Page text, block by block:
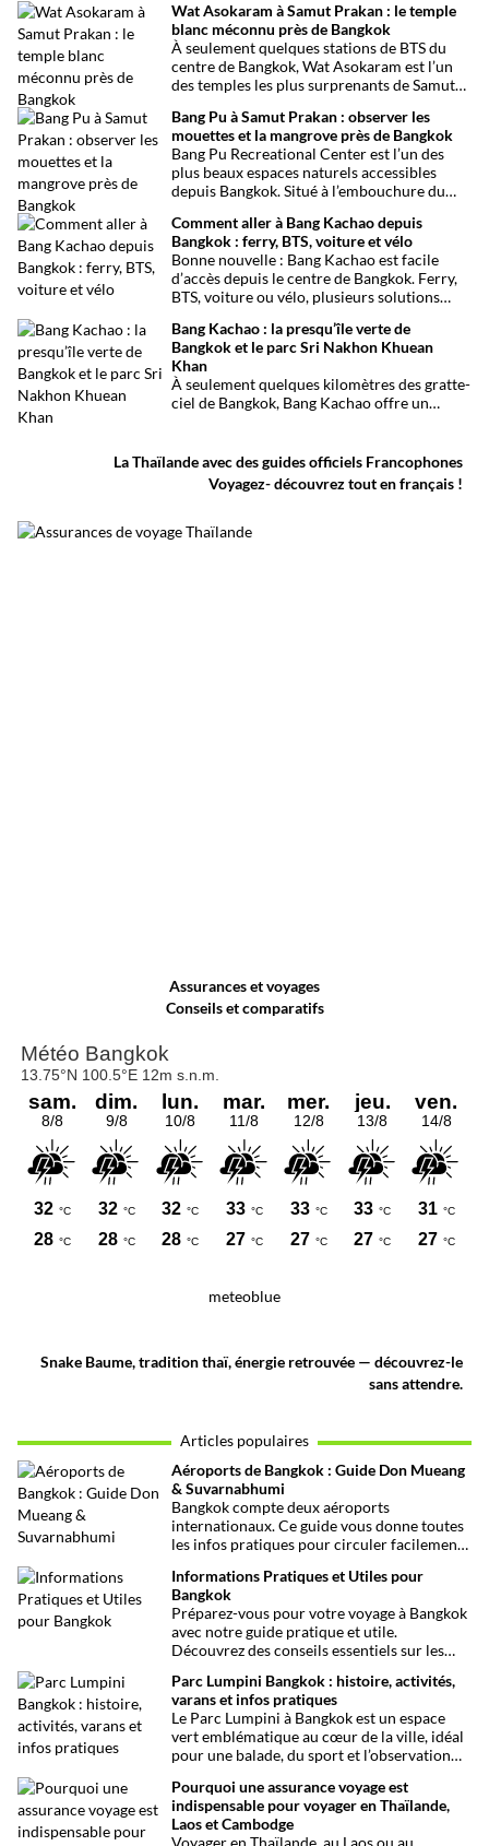
capitale thaïlandaise. Entre son célèbre
marché aux tissus, ses restaurants
traditionnels, ses épiceries et son
impressionnant temple sikh, ce quartier
offre une immersion dépaysante au cœur de
Bangkok.
Wat Asokaram à Samut Prakan : le temple
blanc méconnu près de Bangkok
À seulement quelques stations de BTS du
centre de Bangkok, Wat Asokaram est l’un
des temples les plus surprenants de Samut
de l’architecture birmane, son atmosphère
paisible et son importance dans la pratique
de la méditation, il offre une excursion
originale loin des circuits touristiques
habituels.
Bang Pu à Samut Prakan : observer les
mouettes et la mangrove près de Bangkok
Bang Pu Recreational Center est l’un des
plus beaux espaces naturels accessibles
depuis Bangkok. Situé à l’embouchure du
ouvert sur le golfe de Thaïlande, des
mangroves préservées et l’observation de
milliers d’oiseaux migrateurs chaque année.
Comment aller à Bang Kachao depuis
Bangkok : ferry, BTS, voiture et vélo
Bonne nouvelle : Bang Kachao est facile
d’accès depuis le centre de Bangkok. Ferry,
BTS, voiture ou vélo, plusieurs solutions
oasis de verdure.
Bang Kachao : la presqu’île verte de
Bangkok et le parc Sri Nakhon Khuean
Khan
À seulement quelques kilomètres des gratte-
ciel de Bangkok, Bang Kachao offre un
temples et marché flottant, cette vaste
presqu’île protégée constitue l’une des plus
belles escapades nature autour de Bangkok.
permet de découvrir une Thaïlande plus
La Thaïlande avec des guides officiels Francophones
Voyagez- découvrez tout en français !
Assurances et voyages
Conseils et comparatifs
meteoblue
Snake Baume, tradition thaï, énergie retrouvée — découvrez-le
sans attendre.
Articles populaires
Aéroports de Bangkok : Guide Don Mueang
& Suvarnabhumi
Bangkok compte deux aéroports
internationaux. Ce guide vous donne toutes
les infos pratiques pour circuler facilement
centre-ville.
Informations Pratiques et Utiles pour
Bangkok
Préparez-vous pour votre voyage à Bangkok
avec notre guide pratique et utile.
Découvrez des conseils essentiels sur les
transports et bien plus encore pour rendre
votre séjour aussi facile que possible.
Parc Lumpini Bangkok : histoire, activités,
varans et infos pratiques
Le Parc Lumpini à Bangkok est un espace
vert emblématique au cœur de la ville, idéal
pour une balade, du sport et l’observation
Pourquoi une assurance voyage est
indispensable pour voyager en Thaïlande,
Laos et Cambodge